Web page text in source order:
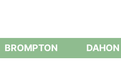
BROMPTON DAHON